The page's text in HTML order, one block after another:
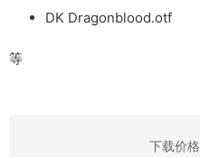
DK Dragonblood.otf
等
下载价格